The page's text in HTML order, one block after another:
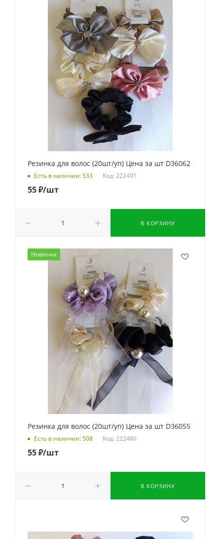
Резинка для волос (20шт/уп) Цена за шт D36062
Есть в наличии: 533 Код: 222491
55₽/шт
В КОРЗИНУ
Новинка
Резинка для волос (20шт/уп) Цена за шт D36055
Есть в наличии: 508 Код: 222486
55₽/шт
В КОРЗИНУ